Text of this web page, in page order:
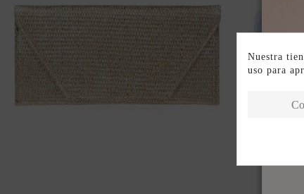
Nuestra
uso para